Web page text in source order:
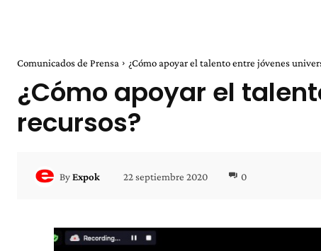
Comunicados de Prensa ¿Cómo apoyar el talento entre jóvenes
¿Cómo apoyar el
recursos?
ByExpok 22 septiembre 2020 0